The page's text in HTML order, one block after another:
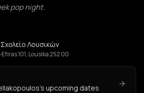
pop night.
Λουσικών
101, Lousika 252 00
upcoming dates